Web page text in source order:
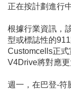
正在按計劃進行中
根據行業資訊，
型或標誌性的
Customcells正
V4Drive將對應更
週一，在巴登-符